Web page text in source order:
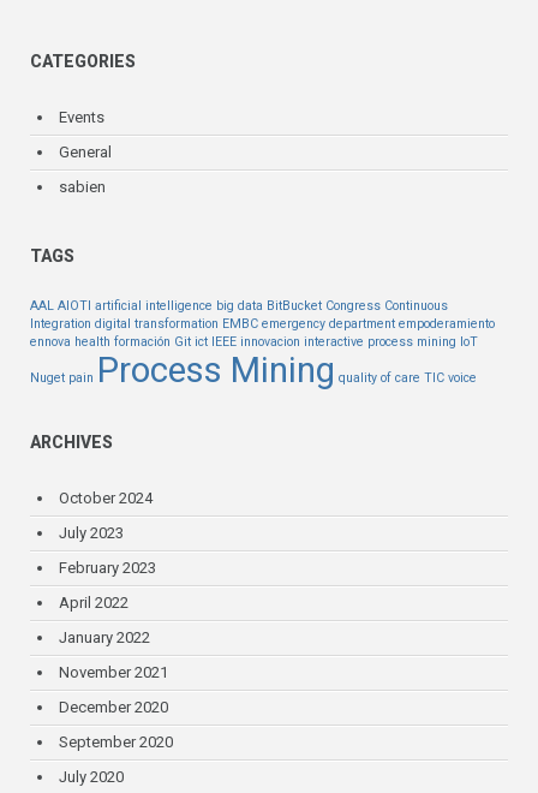
CATEGORIES
Events
General
sabien
TAGS
AAL AIOTI artificial intelligence big data BitBucket Congress Continuous
Integration digital transformation EMBC emergency department empoderamiento
ennova health formación Git ict IEEE innovacion interactive process mining IoT
Nuget pain Process Mining quality of care TIC voice
ARCHIVES
October 2024
July 2023
February 2023
April 2022
January 2022
November 2021
December 2020
September 2020
July 2020